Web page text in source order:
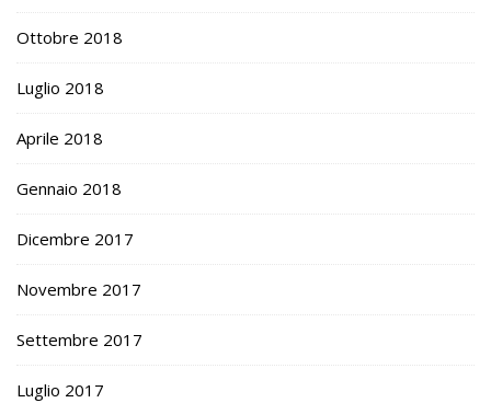
Ottobre 2018
Luglio 2018
Aprile 2018
Gennaio 2018
Dicembre 2017
Novembre 2017
Settembre 2017
Luglio 2017